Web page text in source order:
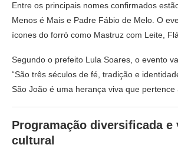
Entre os principais nomes confirmados
Menos é Mais e Padre Fábio de Melo . O
ícones do forró como Mastruz com Leite
Segundo o prefeito Lula Soares, o evento
“São três séculos de fé, tradição e
São João é uma herança viva que pertence
Programação diversificada e
cultural